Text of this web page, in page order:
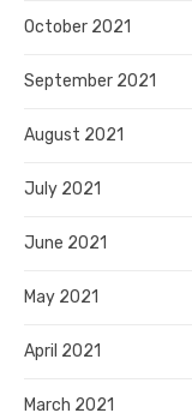
October 2021
September 2021
August 2021
July 2021
June 2021
May 2021
April 2021
March 2021